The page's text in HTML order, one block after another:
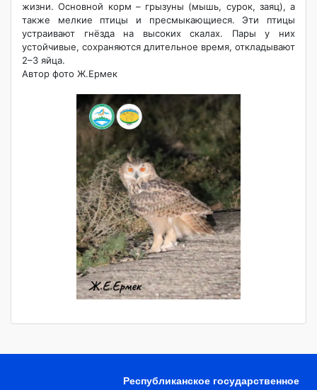
жизни. Основной корм – грызуны (мышь, сурок, заяц), а
также мелкие птицы и пресмыкающиеся. Эти птицы
устраивают гнёзда на высоких скалах. Пары у них
устойчивые, сохраняются длительное время, откладывают
2–3 яйца.
Автор фото Ж.Ермек
Республиканское государственное